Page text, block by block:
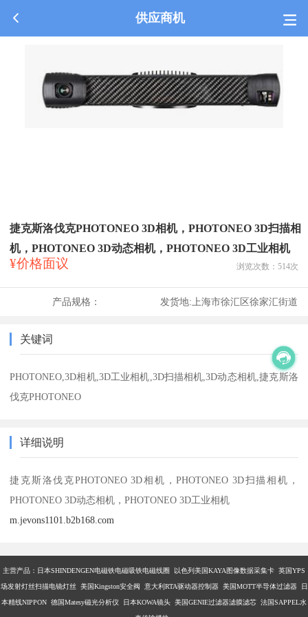
供应商机
捷克斯洛伐克PHOTONEO 3D相机，PHOTONEO 3D扫描相
机，PHOTONEO 3D动态相机，PHOTONEO 3D工业相机
¥价格面议 浏览次数： 514次
产品规格： 发货地:上海市徐汇区徐家汇街道
关键词
PHOTONEO,3D相机,3D工业相机,3D扫描相机,3D动态相机,捷克斯洛
伐克PHOTONEO
详细说明
捷克斯洛伐克PHOTONEO 3D相机，PHOTONEO 3D扫描相机，
PHOTONEO 3D动态相机，PHOTONEO 3D工业相机
m.jevons1101.b2b168.com
主营产品： 日本SHINDENGEN电磁铁电磁吸铁电磁线圈 以色列美国KAYA图像数据采集卡 英国YPS
场发射灯丝扫描电镜灯丝 美国Kingston安全阀 意大利RTA驱动器控制器 美国MOTT半导体过滤器 日
本精线NIPPON 德国Matesy磁光分析仪 日本KOWA镜头 美国GENIE过滤器滤膜滤芯 法国SAPPEL水